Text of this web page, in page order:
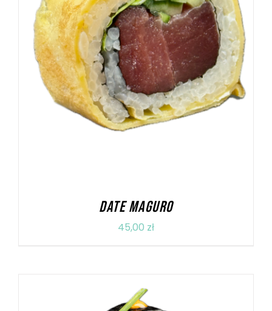
DODAJ DO KOSZYKA / SZCZEGÓŁY
DATE MAGURO
45,00 zł